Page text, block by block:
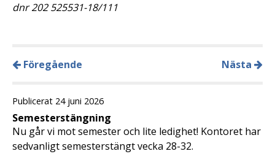
dnr 202 525531-18/111
Föregående Nästa
Publicerat 24 juni 2026
Semesterstängning
Nu går vi mot semester och lite ledighet! Kontoret har
sedvanligt semesterstängt vecka 28-32.